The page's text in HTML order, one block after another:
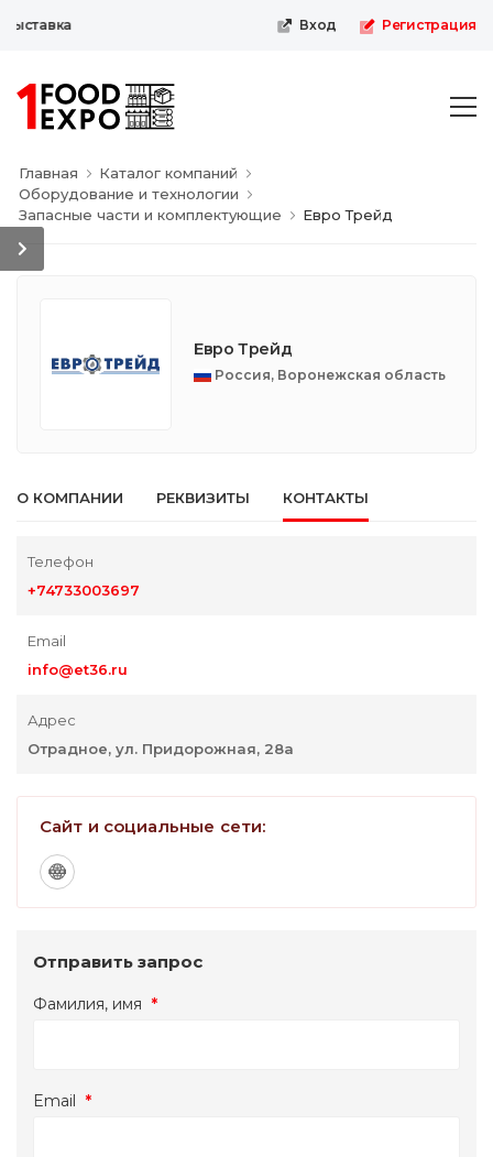
Вход Регистрация
Главная
Каталог компаний
Оборудование и технологии
Запасные части и комплектующие
Евро Трейд
Евро Трейд
Россия, Воронежская область
О КОМПАНИИ РЕКВИЗИТЫ КОНТАКТЫ
Телефон
+74733003697
Email
info@et36.ru
Адрес
Отрадное, ул. Придорожная, 28а
Сайт и социальные сети:
Отправить запрос
Фамилия, имя *
Email *